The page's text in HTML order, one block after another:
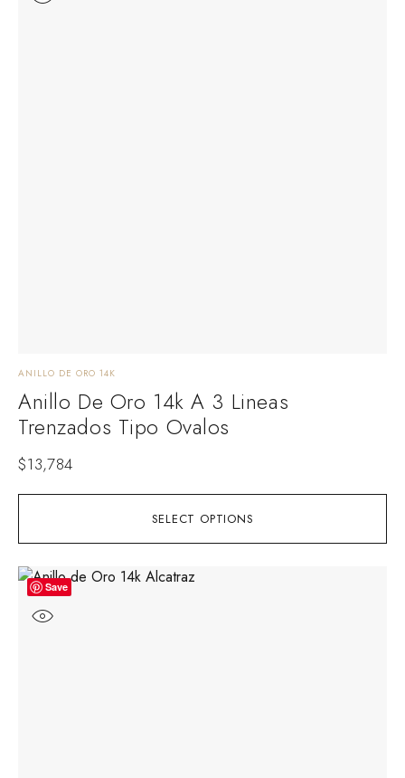
SELECT OPTIONS
ANILLO DE ORO 14K
Anillo De Oro 14k A 3 Lineas
Trenzados Tipo Ovalos
$13,784
Save